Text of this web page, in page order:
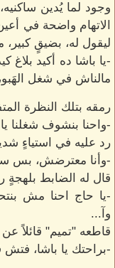
وجود لما يُدين
الاتهام واضحة في
ليقول له، بضيقٍ
-يا باشا ده أكيد
مالناش في شغل الهَبو،
رمقه بتلك النظرة
-واحنا بنشوف شغلنا
رد عليه في استياءٍ
-وأنا معترضش، بس
قال له الضابط بلهجةٍ
-يا حاج احنا مش
وآ...
قاطعه "تميم" قائلاً
-براحتك يا باشا،